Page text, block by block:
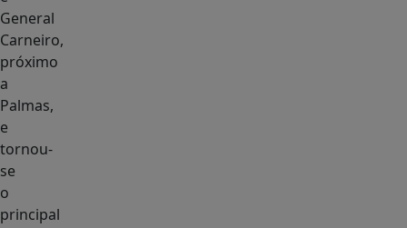
General
Carneiro,
próximo
a
Palmas,
e
tornou-
se
o
principal